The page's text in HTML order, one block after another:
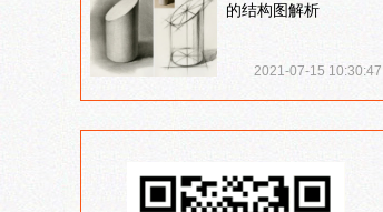
的结构图解析
2021-07-15 10:30:47